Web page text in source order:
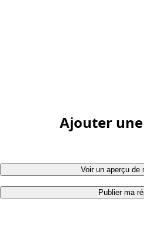
Ajouter
Voir un aperçu de
Publier ma